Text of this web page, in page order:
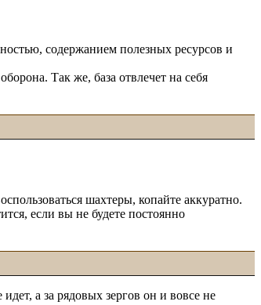
содержанием полезных ресурсов и
Так же, база отвлечет на себя
шахтеры, копайте аккуратно.
если вы не будете постоянно
а за рядовых зергов он и вовсе не